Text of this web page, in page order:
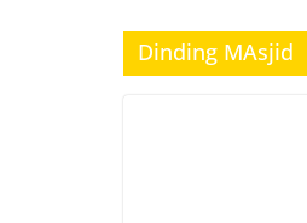
Dinding MAsjid